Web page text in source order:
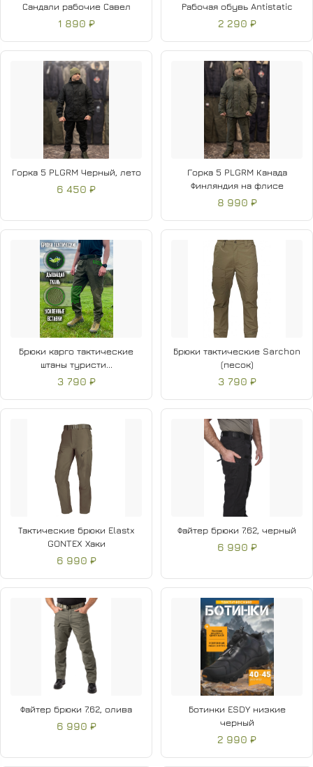
Сандали рабочие Савел
1 890 ₽
Рабочая обувь Antistatic
2 290 ₽
Горка 5 PLGRM Черный, лето
6 450 ₽
Горка 5 PLGRM Канада
Финляндия на флисе
8 990 ₽
Брюки карго тактические
штаны туристи...
3 790 ₽
Брюки тактические Sarchon
(песок)
3 790 ₽
Тактические брюки Elastx
GONTEX Хаки
6 990 ₽
Файтер брюки 7.62, черный
6 990 ₽
Файтер брюки 7.62, олива
6 990 ₽
Ботинки ESDY низкие
черный
2 990 ₽